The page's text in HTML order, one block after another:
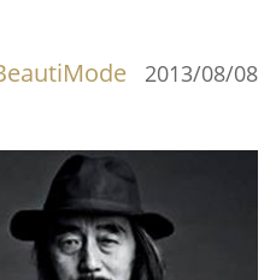
2013/08/08